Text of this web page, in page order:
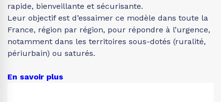
rapide, bienveillante et sécurisante.
Leur objectif est d’essaimer ce modèle dans toute la
France, région par région, pour répondre à l’urgence,
notamment dans les territoires sous-dotés (ruralité,
périurbain) ou saturés.
En savoir plus